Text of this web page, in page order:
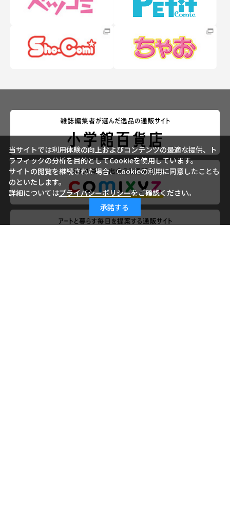
当サイトでは利用体験の向上およびコンテンツの最適な提供、ト
ラフィックの分析を目的としてCookieを使用しています。
サイトの閲覧を継続された場合、Cookieの利用に同意したことも
のといたします。
詳細についてはプライバシーポリシーをご確認ください。
承諾する